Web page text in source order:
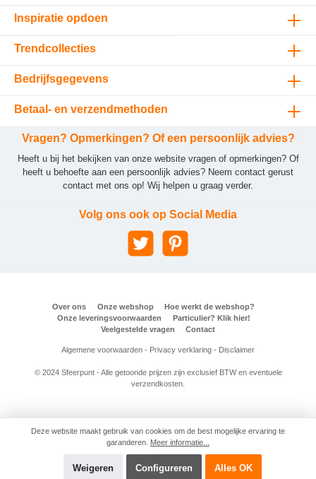
Inspiratie opdoen
Trendcollecties
Bedrijfsgegevens
Betaal- en verzendmethoden
Vragen? Opmerkingen? Of een persoonlijk advies?
Heeft u bij het bekijken van onze website vragen of opmerkingen? Of
heeft u behoefte aan een persoonlijk advies? Neem contact gerust
contact met ons op! Wij helpen u graag verder.
Volg ons ook op Social Media
Over ons Onze webshop
Hoe werkt de webshop?
Onze leveringsvoorwaarden
Particulier? Klik hier!
Veelgestelde vragen
Contact
Algemene voorwaarden - Privacy verklaring - Disclaimer
© 2024 Sfeerpunt - Alle getoonde prijzen zijn exclusief BTW en eventuele
verzendkosten.
Deze website maakt gebruik van cookies om de best mogelijke ervaring te
garanderen. Meer informatie...
Weigeren Configureren Alles OK